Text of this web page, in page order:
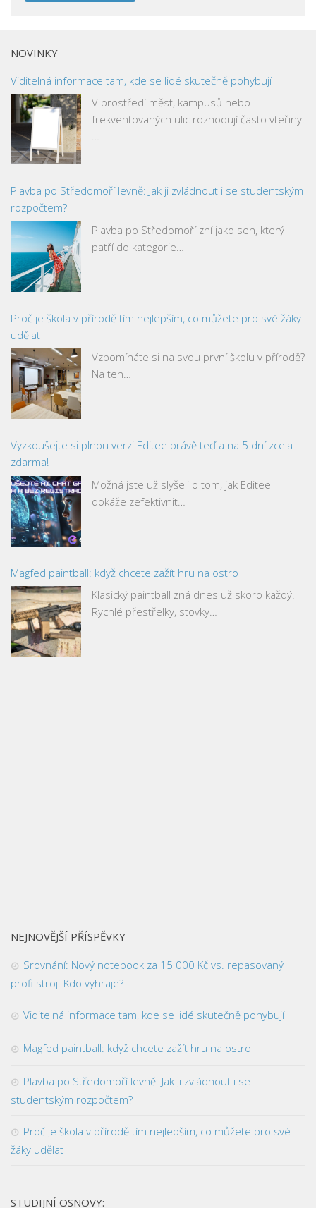
NOVINKY
Viditelná informace tam, kde se lidé skutečně pohybují
V prostředí měst, kampusů nebo
frekventovaných ulic rozhodují často vteřiny.
…
Plavba po Středomoří levně: Jak ji zvládnout i se studentským
rozpočtem?
Plavba po Středomoří zní jako sen, který
patří do kategorie…
Proč je škola v přírodě tím nejlepším, co můžete pro své žáky
udělat
Vzpomínáte si na svou první školu v přírodě?
Na ten…
Vyzkoušejte si plnou verzi Editee právě teď a na 5 dní zcela
zdarma!
Možná jste už slyšeli o tom, jak Editee
dokáže zefektivnit…
Magfed paintball: když chcete zažít hru na ostro
Klasický paintball zná dnes už skoro každý.
Rychlé přestřelky, stovky…
NEJNOVĚJŠÍ PŘÍSPĚVKY
Srovnání: Nový notebook za 15 000 Kč vs. repasovaný
profi stroj. Kdo vyhraje?
Viditelná informace tam, kde se lidé skutečně pohybují
Magfed paintball: když chcete zažít hru na ostro
Plavba po Středomoří levně: Jak ji zvládnout i se
studentským rozpočtem?
Proč je škola v přírodě tím nejlepším, co můžete pro své
žáky udělat
STUDIJNÍ OSNOVY: